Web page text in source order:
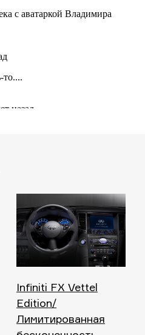
Infiniti FX Vettel
Edition/
Лимитированная